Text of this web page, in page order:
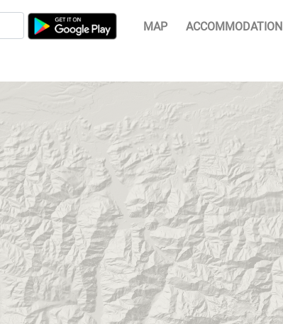
MAP ACCOMMODATION